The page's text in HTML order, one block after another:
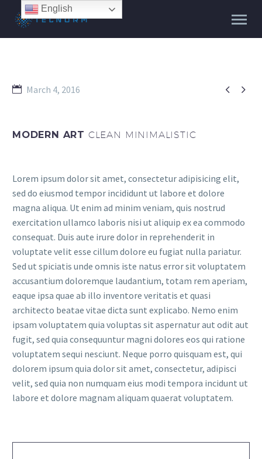
 
March 4, 2016
MODERN ART CLEAN MINIMALISTIC
Lorem ipsum dolor sit amet, consectetur adipisicing elit,
sed do eiusmod tempor incididunt ut labore et dolore
magna aliqua. Ut enim ad minim veniam, quis nostrud
exercitation ullamco laboris nisi ut aliquip ex ea commodo
consequat. Duis aute irure dolor in reprehenderit in
voluptate velit esse cillum dolore eu fugiat nulla pariatur.
Sed ut spiciatis unde omnis iste natus error sit voluptatem
accusantium doloremque laudantium, totam rem aperiam,
eaque ipsa quae ab illo inventore veritatis et quasi
architecto beatae vitae dicta sunt explicabo. Nemo enim
ipsam voluptatem quia voluptas sit aspernatur aut odit aut
fugit, sed quia consequuntur magni dolores eos qui ratione
voluptatem sequi nesciunt. Neque porro quisquam est, qui
dolorem ipsum quia dolor sit amet, consectetur, adipisci
velit, sed quia non numquam eius modi tempora incidunt ut
labore et dolore magnam aliquam quaerat voluptatem.
English